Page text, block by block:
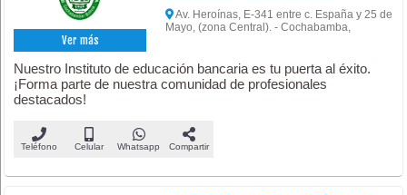
Ver más
Av. Heroínas, E-341 entre c. España y 25 de
Mayo, (zona Central). - Cochabamba,
Nuestro Instituto de educación bancaria es tu puerta al éxito.
¡Forma parte de nuestra comunidad de profesionales
destacados!
Teléfono Celular Whatsapp Compartir